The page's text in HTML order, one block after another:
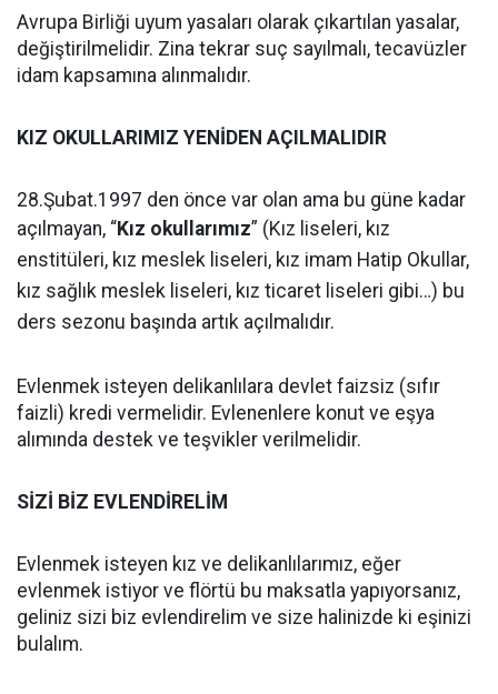
Avrupa Birliği uyum yasaları olarak çıkartılan yasalar,
değiştirilmelidir. Zina tekrar suç sayılmalı, tecavüzler
idam kapsamına alınmalıdır.
KIZ OKULLARIMIZ YENİDEN AÇILMALIDIR
28.Şubat.1997 den önce var olan ama bu güne kadar
açılmayan, “Kız okullarımız” (Kız liseleri, kız
enstitüleri, kız meslek liseleri, kız imam Hatip Okullar,
kız sağlık meslek liseleri, kız ticaret liseleri gibi…) bu
ders sezonu başında artık açılmalıdır.
Evlenmek isteyen delikanlılara devlet faizsiz (sıfır
faizli) kredi vermelidir. Evlenenlere konut ve eşya
alımında destek ve teşvikler verilmelidir.
SİZİ BİZ EVLENDİRELİM
Evlenmek isteyen kız ve delikanlılarımız, eğer
evlenmek istiyor ve flörtü bu maksatla yapıyorsanız,
geliniz sizi biz evlendirelim ve size halinizde ki eşinizi
bulalım.